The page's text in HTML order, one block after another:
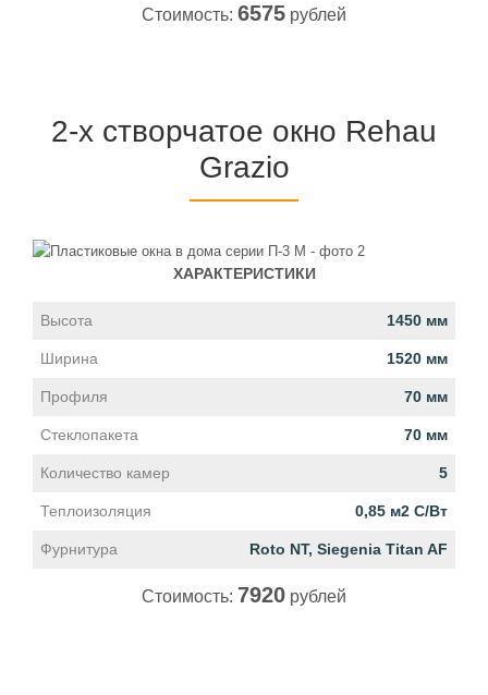
Стоимость: 6575 рублей
2-х створчатое окно Rehau
Grazio
ХАРАКТЕРИСТИКИ
Высота 1450 мм
Ширина 1520 мм
Профиля 70 мм
Стеклопакета 70 мм
Количество камер 5
Теплоизоляция 0,85 м2 С/Вт
Фурнитура Roto NT, Siegenia Titan AF
Стоимость: 7920 рублей